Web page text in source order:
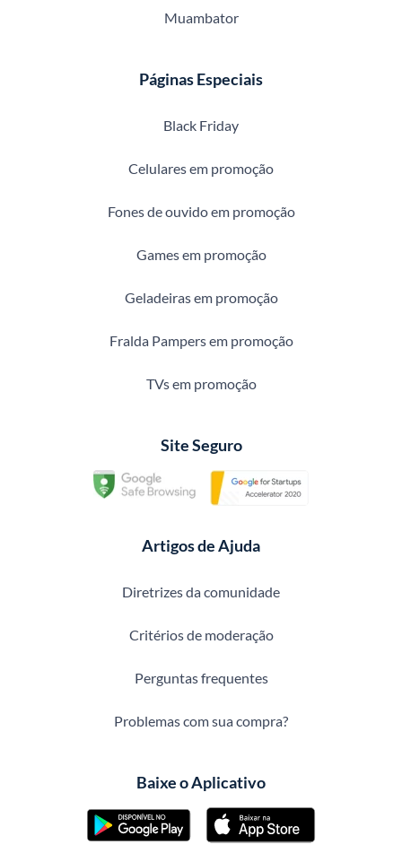
Muambator
Páginas Especiais
Black Friday
Celulares em promoção
Fones de ouvido em promoção
Games em promoção
Geladeiras em promoção
Fralda Pampers em promoção
TVs em promoção
Site Seguro
Artigos de Ajuda
Diretrizes da comunidade
Critérios de moderação
Perguntas frequentes
Problemas com sua compra?
Baixe o Aplicativo